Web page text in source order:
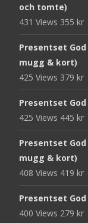
och tomte)
431 Views 355 kr
Presentset
mugg & kort)
425 Views 379 kr
Presentset
425 Views 445 kr
Presentset
mugg & kort)
408 Views 419 kr
Presentset
400 Views 279 kr